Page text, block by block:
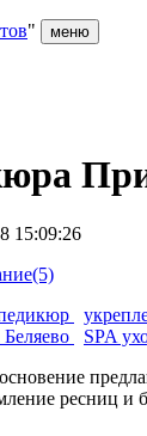
" меню
15:09:26
SPA
ресниц и